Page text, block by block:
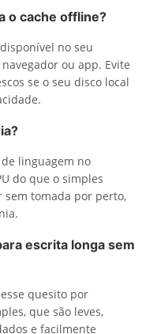
o cache offline?
no seu
ou app. Evite
se o seu disco local
linguagem no
do que o simples
sem tomada por perto,
escrita longa sem
quesito por
que são leves,
e facilmente